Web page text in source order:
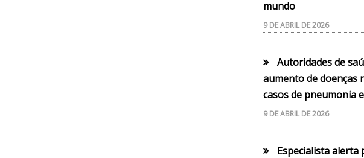
mundo
9 DE ABRIL DE 2026
Autoridades de
aumento de doenças
casos de pneumonia
9 DE ABRIL DE 2026
Especialista alerta